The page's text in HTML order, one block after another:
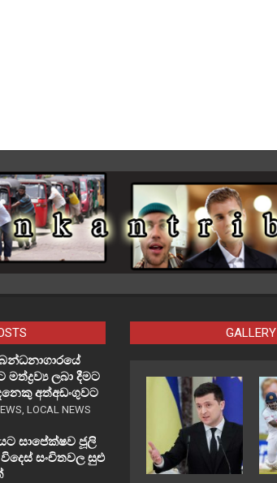
මත්ද්‍රව්‍ය ලබා දීමට
අත්අඩංගුවට
, LOCAL NEWS
සාපේක්ෂව ජූලි
විදෙස් සංචිතවල සුළු
GALLERY